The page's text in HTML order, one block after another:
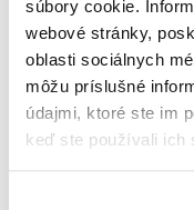
súbory cookie.
webové stránky,
oblasti sociálnych
môžu príslušné
údajmi, ktoré ste im
keď ste používali ich